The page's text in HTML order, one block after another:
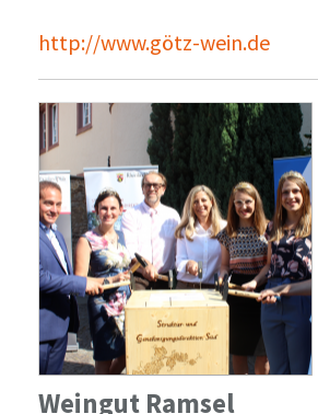
http://www.götz-wein.de
Weingut Ramsel